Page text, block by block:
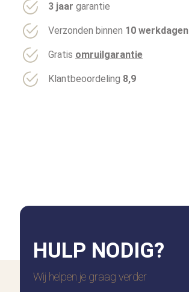
3 jaar garantie
Verzonden binnen 10 werkdagen
Gratis omruilgarantie
Klantbeoordeling 8,9
HULP NODIG?
Wij helpen je graag verder